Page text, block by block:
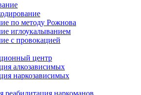
по методу Рожнова
иглоукалыванием
с провокацией
центр
алкозависимых
наркозависимых
реабилитация наркоманов